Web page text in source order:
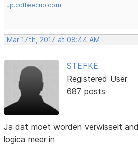
up.coffeecup.com
Mar 17th, 2017 at 08:44 AM
STEFKE
Registered User
687 posts
Ja dat moet worden verwisselt
logica meer in